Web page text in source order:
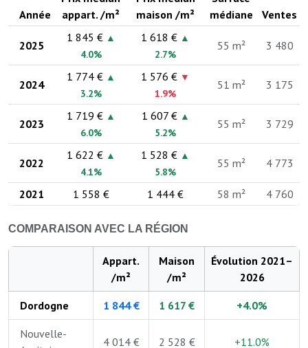
Année
appart. /m²
maison /m²
médiane
Ventes
2025
1 845 € ▲
4.0%
1 618 € ▲
2.7%
55 m² 3 480
2024
1 774 € ▲
3.2%
1 576 € ▼
1.9%
51 m² 3 175
2023
1 719 € ▲
6.0%
1 607 € ▲
5.2%
55 m² 3 729
2022
1 622 € ▲
4.1%
1 528 € ▲
5.8%
55 m² 4 773
2021 1 558 € 1 444 € 58 m² 4 760
COMPARAISON AVEC LA RÉGION
Appart.
/m²
Maison
/m²
Évolution 2021–
2026
Dordogne 1 844 € 1 617 € +4.0%
Nouvelle-
4 014 € 2 528 € +11.0%